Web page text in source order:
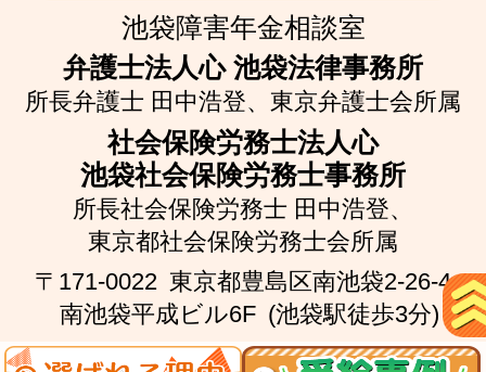
池袋障害年金相談室
弁護士法人心 池袋法律事務所
所長弁護士 田中浩登、 東京弁護士会所属
社会保険労務士法人心
池袋社会保険労務士事務所
所長社会保険労務士 田中浩登、
東京都社会保険労務士会所属
〒171-0022 東京都豊島区南池袋2-26-4
南池袋平成ビル6F (池袋駅徒歩3分)